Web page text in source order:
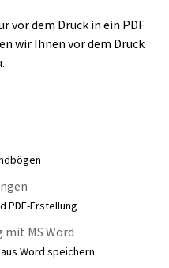
vor dem Druck in ein PDF
wir Ihnen vor dem Druck
PDF-Erstellung
MS Word
Word speichern